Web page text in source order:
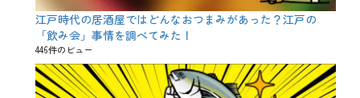
江戸時代の居酒屋ではどんなおつまみがあった？江戸の
「飲み会」事情を調べてみた！
446件のビュー